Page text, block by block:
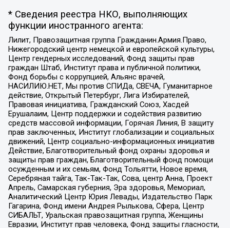
* Сведения реестра НКО, выполняющих
функции иностранного агента:
Лилит, Правозащитная группа Гражданин.Армия.Право,
Нижегородский центр немецкой и европейской культуры,
Центр гендерных исследований, Фонд защиты прав
граждан Штаб, Институт права и публичной политики,
Фонд борьбы с коррупцией, Альянс врачей,
НАСИЛИЮ.НЕТ, Мы против СПИДа, СВЕЧА, Гуманитарное
действие, Открытый Петербург, Лига Избирателей,
Правовая инициатива, Гражданский Союз, Хасдей
Ерушалаим, Центр поддержки и содействия развитию
средств массовой информации, Горячая Линия, В защиту
прав заключенных, Институт глобализации и социальных
движений, Центр социально-информационных инициатив
Действие, Благотворительный фонд охраны здоровья и
защиты прав граждан, Благотворительный фонд помощи
осужденным и их семьям, Фонд Тольятти, Новое время,
Серебряная тайга, Так-Так-Так, Сова, центр Анна, Проект
Апрель, Самарская губерния, Эра здоровья, Мемориал,
Аналитический Центр Юрия Левады, Издательство Парк
Гагарина, Фонд имени Андрея Рылькова, Сфера, Центр
СИБАЛЬТ, Уральская правозащитная группа, Женщины
Евразии, Институт прав человека, Фонд защиты гласности,